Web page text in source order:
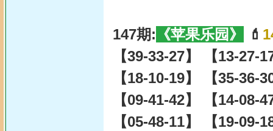
147期: 《苹果乐园》 💄
【39-33-27】 【13-27-
【18-10-19】 【35-36-
【09-41-42】 【14-08-
【05-48-11】 【19-09-